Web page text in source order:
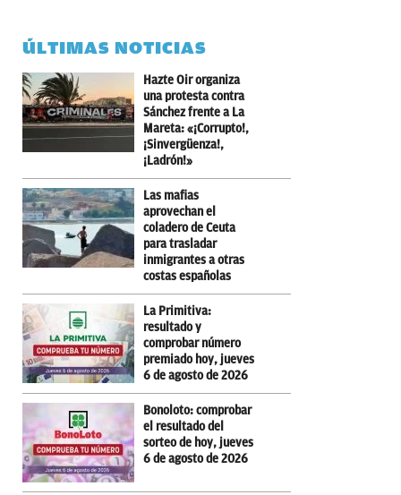
ÚLTIMAS NOTICIAS
Hazte Oir organiza
una protesta contra
Sánchez frente a La
Mareta: «¡Corrupto!,
¡Sinvergüenza!,
¡Ladrón!»
Las mafias
aprovechan el
coladero de Ceuta
para trasladar
inmigrantes a otras
costas españolas
La Primitiva:
resultado y
comprobar número
premiado hoy, jueves
6 de agosto de 2026
Bonoloto: comprobar
el resultado del
sorteo de hoy, jueves
6 de agosto de 2026